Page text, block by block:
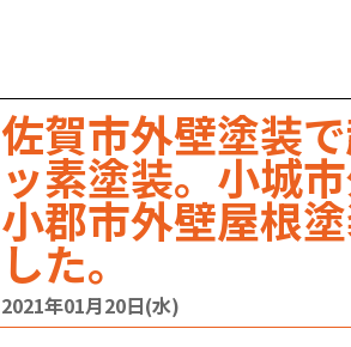
佐賀市外壁塗装
ッ素塗装。小城
小郡市外壁屋根
した。
2021年01月20日(水)